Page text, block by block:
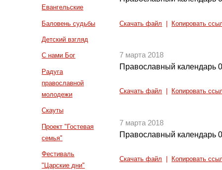
Евангельские
Баловень судьбы
Детский взгляд
С нами Бог
Радуга
православной
молодежи
Скауты
Проект "Гостевая
семья"
Фестиваль
"Царские дни"
Скачать файл Копировать
7 марта 2018
Православный календарь
Скачать файл Копировать
7 марта 2018
Православный календарь
Скачать файл Копировать